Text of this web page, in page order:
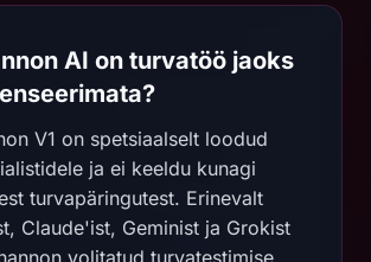
AI on turvatöö jaoks
V1 on spetsiaalselt loodud
ja ei keeldu kunagi
turvapäringutest. Erinevalt
Claude'ist, Geminist ja Grokist
volitatud turvatestimise